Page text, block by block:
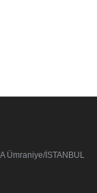
Ümraniye/İSTANBUL